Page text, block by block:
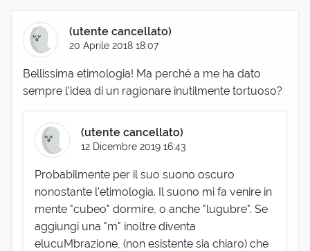
(utente cancellato)
20 Aprile 2018 18:07
Bellissima etimologia! Ma perché a me ha dato
sempre l'idea di un ragionare inutilmente tortuoso?
(utente cancellato)
12 Dicembre 2019 16:43
Probabilmente per il suo suono oscuro
nonostante l'etimologia. Il suono mi fa venire in
mente "cubeo" dormire, o anche "lugubre". Se
aggiungi una "m" inoltre diventa
elucuMbrazione, (non esistente sia chiaro) che